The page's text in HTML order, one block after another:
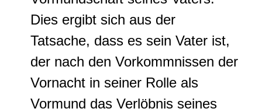
Dies ergibt sich aus der
Tatsache, dass es sein Vater ist,
der nach den Vorkommnissen der
Vornacht in seiner Rolle als
Vormund das Verlöbnis seines